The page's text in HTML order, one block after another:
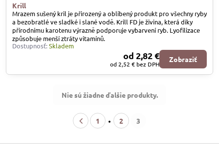
Krill
Mrazem sušený kril je přirozený a oblíbený produkt pro všechny ryby
a bezobratlé ve sladké i slané vodě. Krill FD je živina, která díky
přírodnímu karotenu výrazně podporuje vybarvení ryb. Lyofilizace
způsobuje menší ztráty vitamínů.
Dostupnosť:Skladem
od 2,82 €
od 2,52 € bez DPH
Zobraziť
Nie sú žiadne ďalšie produkty.
1 2 3